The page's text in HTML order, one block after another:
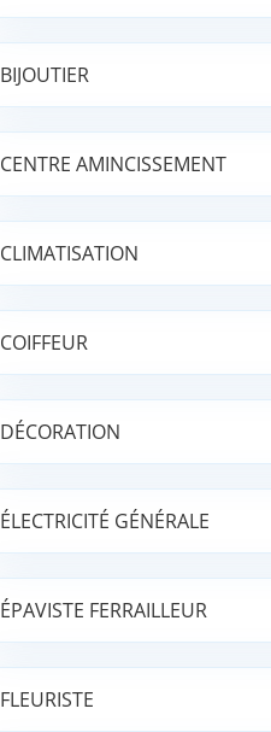
BIJOUTIER
CENTRE AMINCISSEMENT
CLIMATISATION
COIFFEUR
DÉCORATION
ÉLECTRICITÉ GÉNÉRALE
ÉPAVISTE FERRAILLEUR
FLEURISTE